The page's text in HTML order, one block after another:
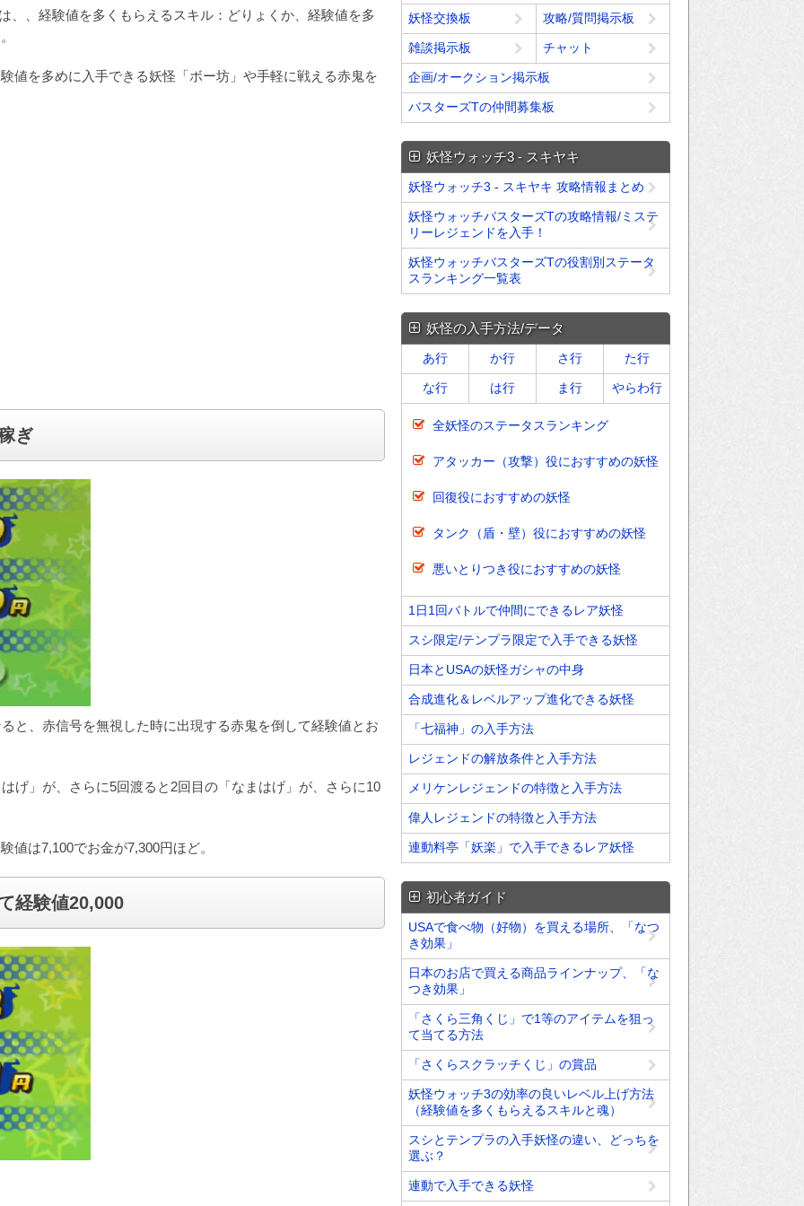
、、経験値を多くもらえるスキル：どりょくか、経験値を多
値を多めに入手できる妖怪「ボー坊」や手軽に戦える赤鬼を
ぎ
と、赤信号を無視した時に出現する赤鬼を倒して経験値とお
げ」が、さらに5回渡ると2回目の「なまはげ」が、さらに10
値は7,100でお金が7,300円ほど。
経験値20,000
妖怪交換板 攻略/質問掲示板
雑談掲示板 チャット
企画/オークション掲示板
バスターズTの仲間募集板
妖怪ウォッチ3 - スキヤキ
妖怪ウォッチ3 - スキヤキ 攻略情報まとめ
妖怪ウォッチバスターズTの攻略情報/ミステ
リーレジェンドを入手！
妖怪ウォッチバスターズTの役割別ステータ
スランキング一覧表
妖怪の入手方法/データ
あ行 か行 さ行 た行
な行 は行 ま行 やらわ行
全妖怪のステータスランキング
アタッカー（攻撃）役におすすめの妖怪
回復役におすすめの妖怪
タンク（盾・壁）役におすすめの妖怪
悪いとりつき役におすすめの妖怪
1日1回バトルで仲間にできるレア妖怪
スシ限定/テンプラ限定で入手できる妖怪
日本とUSAの妖怪ガシャの中身
合成進化＆レベルアップ進化できる妖怪
「七福神」の入手方法
レジェンドの解放条件と入手方法
メリケンレジェンドの特徴と入手方法
偉人レジェンドの特徴と入手方法
連動料亭「妖楽」で入手できるレア妖怪
初心者ガイド
USAで食べ物（好物）を買える場所、「なつ
き効果」
日本のお店で買える商品ラインナップ、「な
つき効果」
「さくら三角くじ」で1等のアイテムを狙っ
て当てる方法
「さくらスクラッチくじ」の賞品
妖怪ウォッチ3の効率の良いレベル上げ方法
（経験値を多くもらえるスキルと魂）
スシとテンプラの入手妖怪の違い、どっちを
選ぶ？
連動で入手できる妖怪